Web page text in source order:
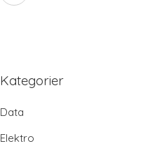
Kategorier
Data
Elektro